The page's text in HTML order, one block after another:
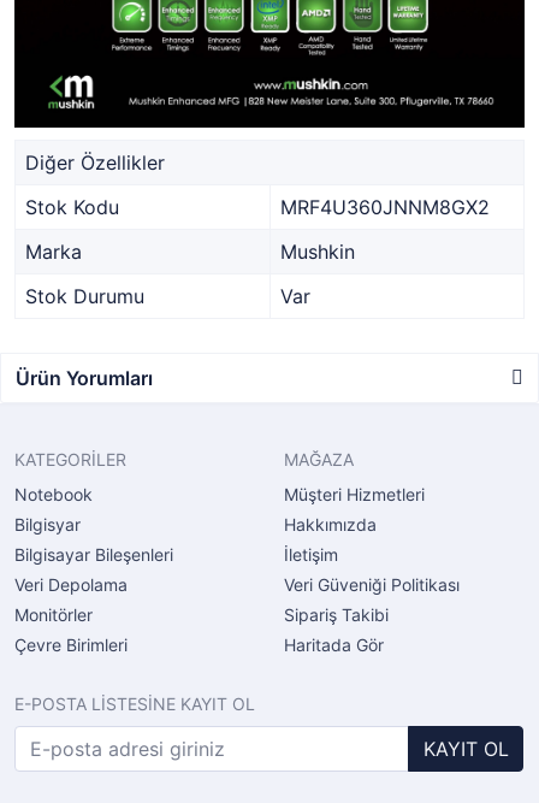
Diğer Özellikler
Stok Kodu
MRF4U360JNNM8GX2
Marka
Mushkin
Stok Durumu
Var
Ürün Yorumları
KATEGORİLER
Notebook
Bilgisyar
Bilgisayar Bileşenleri
Veri Depolama
Monitörler
Çevre Birimleri
MAĞAZA
Müşteri Hizmetleri
Hakkımızda
İletişim
Veri Güveniği Politikası
Sipariş Takibi
Haritada Gör
E-POSTA LİSTESİNE KAYIT OL
KAYIT OL